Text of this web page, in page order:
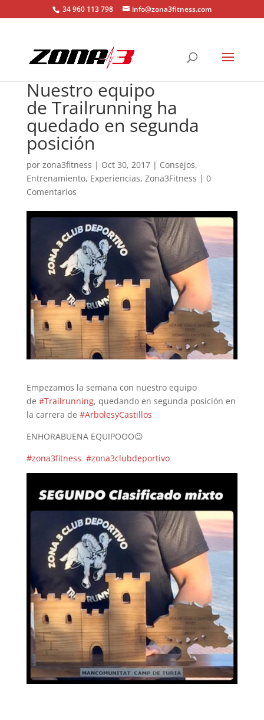
34 960 113 798 info@zona3fitness.com
Nuestro equipo
de Trailrunning ha
quedado en segunda
posición
por zona3fitness | Oct 30, 2017| Consejos,
Entrenamiento, Experiencias, Zona3Fitness | 0
Comentarios
Empezamos la semana con nuestro equipo
de #Trailrunning, quedando en segunda posición en
la carrera de #ArbolesyCastillos
ENHORABUENA EQUIPOOO😉
#zona3fitness #zona3clubdeportivo